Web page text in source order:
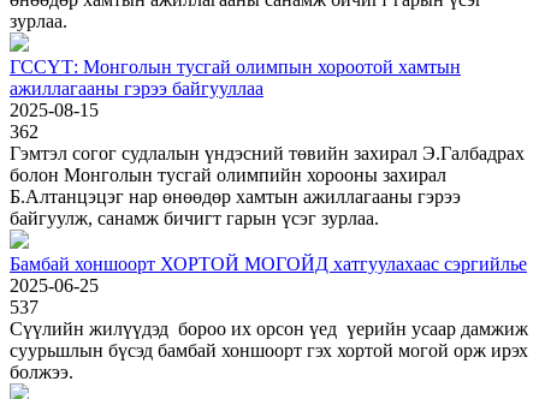
зурлаа.
ГССҮТ: Монголын тусгай олимпын хороотой хамтын
ажиллагааны гэрээ байгууллаа
2025-08-15
362
Гэмтэл согог судлалын үндэсний төвийн захирал Э.Галбадрах
болон Монголын тусгай олимпийн хорооны захирал
Б.Алтанцэцэг нар өнөөдөр хамтын ажиллагааны гэрээ
байгуулж, санамж бичигт гарын үсэг зурлаа.
Бамбай хоншоорт ХОРТОЙ МОГОЙД хатгуулахаас сэргийлье
2025-06-25
537
Сүүлийн жилүүдэд бороо их орсон үед үерийн усаар дамжиж
суурьшлын бүсэд бамбай хоншоорт гэх хортой могой орж ирэх
болжээ.